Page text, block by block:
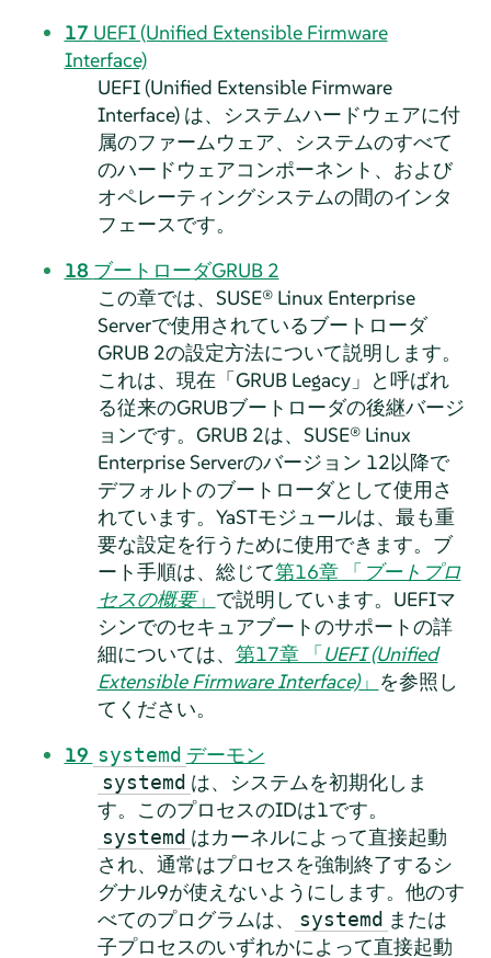
17 UEFI (Unified Extensible Firmware
Interface)
UEFI (Unified Extensible Firmware
Interface) は、システムハードウェアに付
属のファームウェア、システムのすべて
のハードウェアコンポーネント、および
オペレーティングシステムの間のインタ
フェースです。
18 ブートローダGRUB 2
この章では、 SUSE® Linux Enterprise
Serverで使用されているブートローダ
GRUB 2の設定方法について説明します。
これは、現在 「GRUB Legacy」 と呼ばれ
る従来のGRUBブートローダの後継バージ
ョンです。GRUB 2は、 SUSE® Linux
Enterprise Serverのバージョン 12以降で
デフォルトのブートローダとして使用さ
れています。 YaSTモジュールは、最も重
要な設定を行うために使用できます。ブ
ート手順は、総じて第16章 「 ブートプロ
セスの概要」 で説明しています。UEFIマ
シンでのセキュアブートのサポートの詳
細については、 第17章 「UEFI (Unified
Extensible Firmware Interface)」 を参照し
てください。
19 systemd デーモン
systemd は、システムを初期化しま
す。このプロセスのIDは1です。
systemd はカーネルによって直接起動
され、通常はプロセスを強制終了するシ
グナル9が使えないようにします。他のす
べてのプログラムは、
systemd または
子プロセスのいずれかによって直接起動